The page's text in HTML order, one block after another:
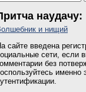
сенсорика
статобработка
наудачу:
и нищий
сайте введена
сети, если
без
именно